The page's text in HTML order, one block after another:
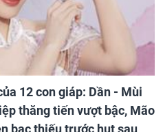
12 con giáp: Dần - Mùi
thăng tiến vượt bậc, Mão